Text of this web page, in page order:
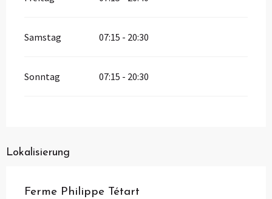
Samstag 07:15 - 20:30
Sonntag 07:15 - 20:30
Lokalisierung
Ferme Philippe Tétart